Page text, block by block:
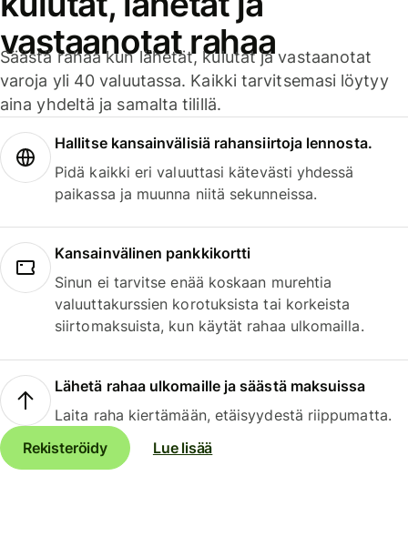
vastaanotat rahaa
Säästä rahaa kun lähetät, kulutat ja vastaanotat
varoja yli 40 valuutassa. Kaikki tarvitsemasi löytyy
aina yhdeltä ja samalta tilillä.
Hallitse kansainvälisiä rahansiirtoja lennosta.
Pidä kaikki eri valuuttasi kätevästi yhdessä
paikassa ja muunna niitä sekunneissa.
Kansainvälinen pankkikortti
Sinun ei tarvitse enää koskaan murehtia
valuuttakurssien korotuksista tai korkeista
siirtomaksuista, kun käytät rahaa ulkomailla.
Lähetä rahaa ulkomaille ja säästä maksuissa
Laita raha kiertämään, etäisyydestä riippumatta.
Rekisteröidy
Lue lisää